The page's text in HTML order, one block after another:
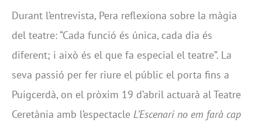
Durant l’entrevista, Pera reflexiona sobre la màgia
del teatre: “Cada funció és única, cada dia és
diferent; i això és el que fa especial el teatre”. La
seva passió per fer riure el públic el porta fins a
Puigcerdà, on el pròxim 19 d’abril actuarà al Teatre
Ceretània amb l’espectacle L’Escenari no em farà cap